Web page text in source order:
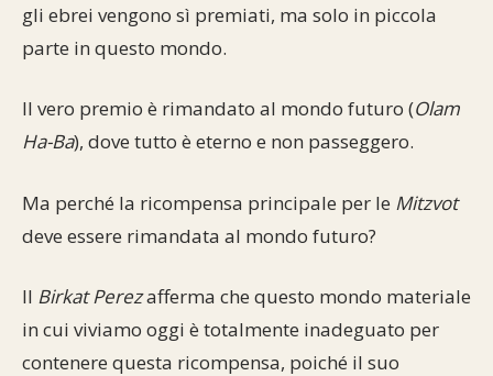
Sbirciamo Eretz Israel
La Legge Orale
Opere di Maimonide
it.cultura.ebraica
Collegamenti utili
Dal nostro archivio
gli ebrei vengono sì premiati, ma solo in piccola
parte in questo mondo.
Il vero premio è rimandato al mondo futuro (Olam
Ha-Ba), dove tutto è eterno e non passeggero.
Ma perché la ricompensa principale per le Mitzvot
deve essere rimandata al mondo futuro?
Il Birkat Perezafferma che questo mondo materiale
in cui viviamo oggi è totalmente inadeguato per
contenere questa ricompensa, poiché il suo